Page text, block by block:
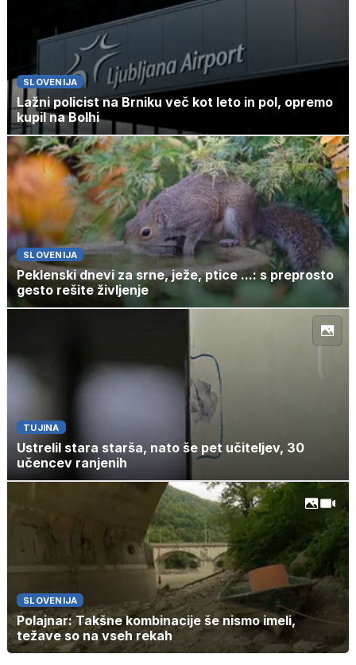
SLOVENIJA
Lažni policist na Brniku več kot leto in pol, opremo
kupil na Bolhi
SLOVENIJA
Peklenski dnevi za srne, ježe, ptice ...: s preprosto
gesto rešite življenje
TUJINA
Ustrelil stara starša, nato še pet učiteljev, 30
učencev ranjenih
SLOVENIJA
Polajnar: Takšne kombinacije še nismo imeli,
težave so na vseh rekah